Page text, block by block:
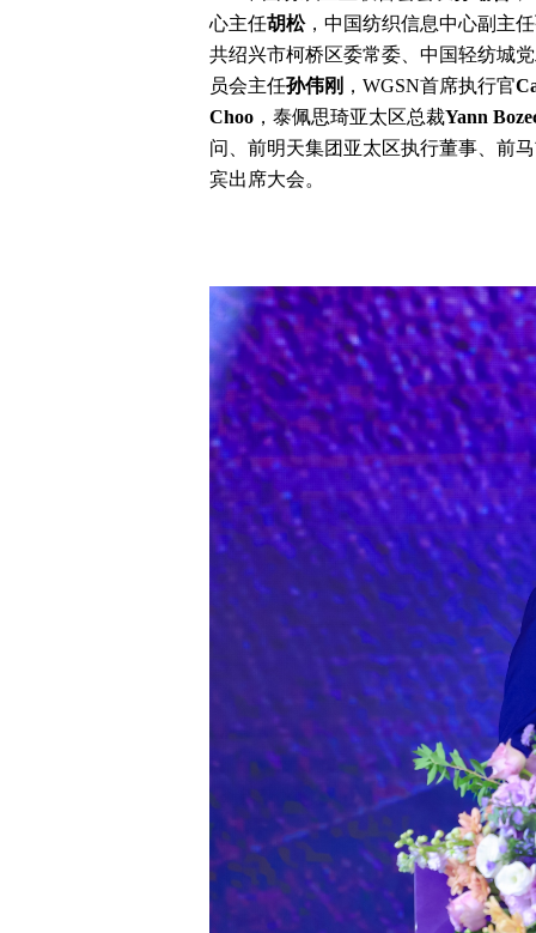
心主任胡松，中国纺织信息中心副主任
共绍兴市柯桥区委常委、中国轻纺城
员会主任孙伟刚 ，WGSN首席执行官
Choo ，泰佩思琦亚太区总裁Yann
问、前明天集团亚太区执行董事、前
宾出席大会。